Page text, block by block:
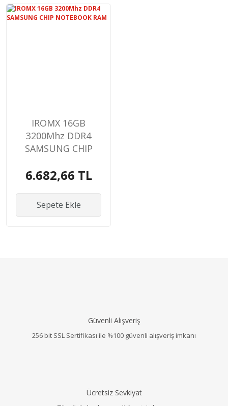
IROMX 16GB
3200Mhz DDR4
SAMSUNG CHIP
6.682,66 TL
Sepete Ekle
Güvenli Alışveriş
256 bit SSL Sertifikası ile %100 güvenli alışveriş imkanı
Ücretsiz Sevkiyat